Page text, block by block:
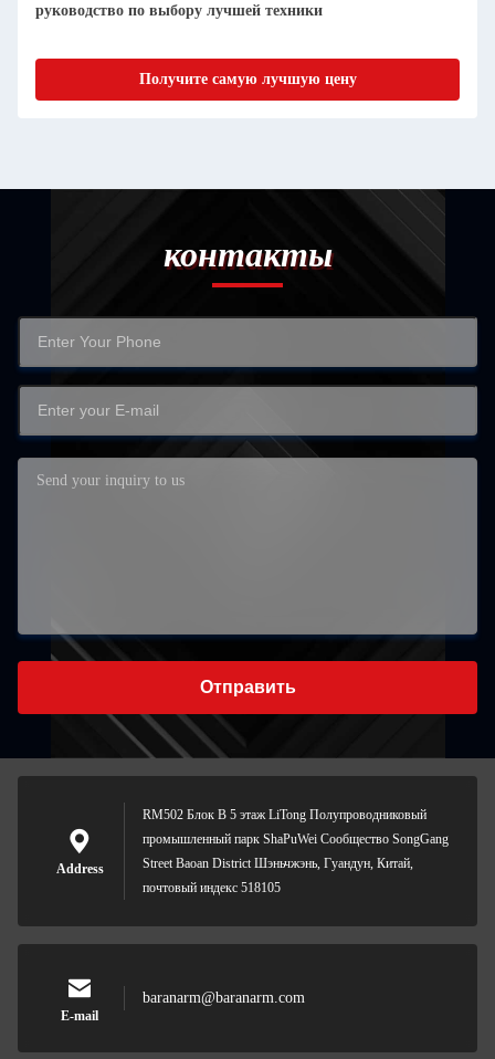
Perfect Prototyping Method
Получите самую лучшую цену
контакты
Отправить
Address
RM502 Блок B 5 этаж LiTong Полупроводниковый
промышленный парк ShaPuWei Сообщество SongGang
Street Baoan District Шэньчжэнь, Гуандун, Китай,
почтовый индекс 518105
E-mail
baranarm@baranarm.com